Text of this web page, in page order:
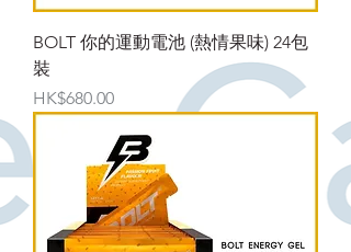
BOLT 你的運動電池 (熱情果味) 24包
裝
價格
HK$680.00